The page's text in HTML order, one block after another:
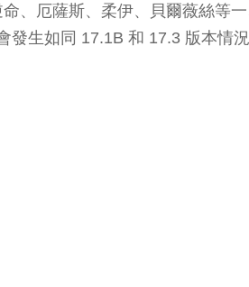
、厄薩斯、柔伊、貝爾薇絲等
生如同 17.1B 和 17.3 版本情